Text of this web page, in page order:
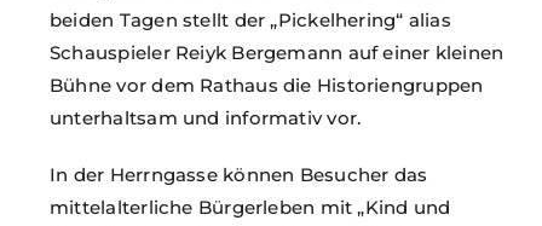
beiden Tagen stellt der „Pickelhering“ alias
Schauspieler Reiyk Bergemann auf einer kleinen
Bühne vor dem Rathaus die Historiengruppen
unterhaltsam und informativ vor.
In der Herrngasse können Besucher das
mittelalterliche Bürgerleben mit „Kind und